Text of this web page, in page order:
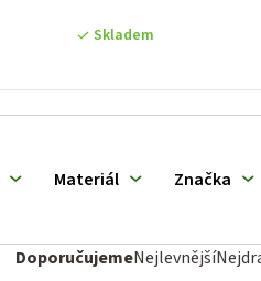
Skladem
Ř
DoporučujemeNejlevnější
Materiál Značka